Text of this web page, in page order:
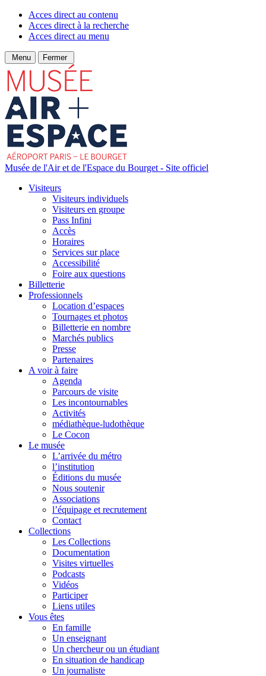
Acces direct au contenu
Acces direct à la recherche
Acces direct au menu
Menu Fermer
Musée de l'Air et de l'Espace du Bourget - Site officiel
Visiteurs
Visiteurs individuels
Visiteurs en groupe
Pass Infini
Accès
Horaires
Services sur place
Accessibilité
Foire aux questions
Billetterie
Professionnels
Location d’espaces
Tournages et photos
Billetterie en nombre
Marchés publics
Presse
Partenaires
A voir à faire
Agenda
Parcours de visite
Les incontournables
Activités
médiathèque-ludothèque
Le Cocon
Le musée
L’arrivée du métro
l’institution
Éditions du musée
Nous soutenir
Associations
l’équipage et recrutement
Contact
Collections
Les Collections
Documentation
Visites virtuelles
Podcasts
Vidéos
Participer
Liens utiles
Vous êtes
En famille
Un enseignant
Un chercheur ou un étudiant
En situation de handicap
Un journaliste